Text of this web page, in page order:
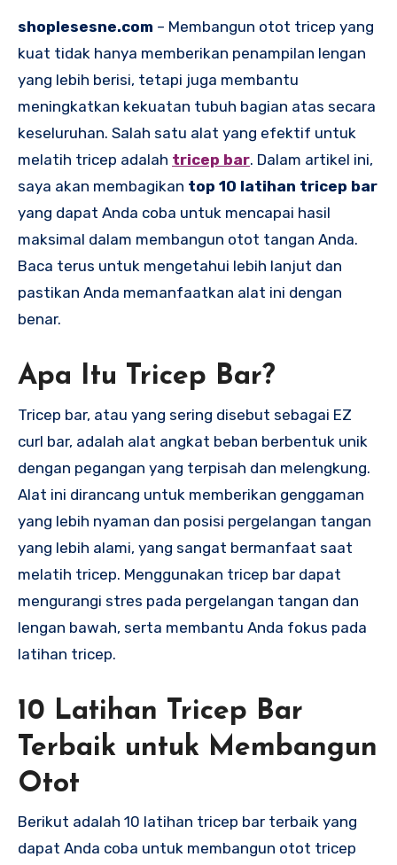
shoplesesne.com – Membangun otot tricep yang
kuat tidak hanya memberikan penampilan lengan
yang lebih berisi, tetapi juga membantu
meningkatkan kekuatan tubuh bagian atas secara
keseluruhan. Salah satu alat yang efektif untuk
melatih tricep adalah tricep bar. Dalam artikel ini,
saya akan membagikan top 10 latihan tricep bar
yang dapat Anda coba untuk mencapai hasil
maksimal dalam membangun otot tangan Anda.
Baca terus untuk mengetahui lebih lanjut dan
pastikan Anda memanfaatkan alat ini dengan
benar.
Apa Itu Tricep Bar?
Tricep bar, atau yang sering disebut sebagai EZ
curl bar, adalah alat angkat beban berbentuk unik
dengan pegangan yang terpisah dan melengkung.
Alat ini dirancang untuk memberikan genggaman
yang lebih nyaman dan posisi pergelangan tangan
yang lebih alami, yang sangat bermanfaat saat
melatih tricep. Menggunakan tricep bar dapat
mengurangi stres pada pergelangan tangan dan
lengan bawah, serta membantu Anda fokus pada
latihan tricep.
10 Latihan Tricep Bar
Terbaik untuk Membangun
Otot
Berikut adalah 10 latihan tricep bar terbaik yang
dapat Anda coba untuk membangun otot tricep